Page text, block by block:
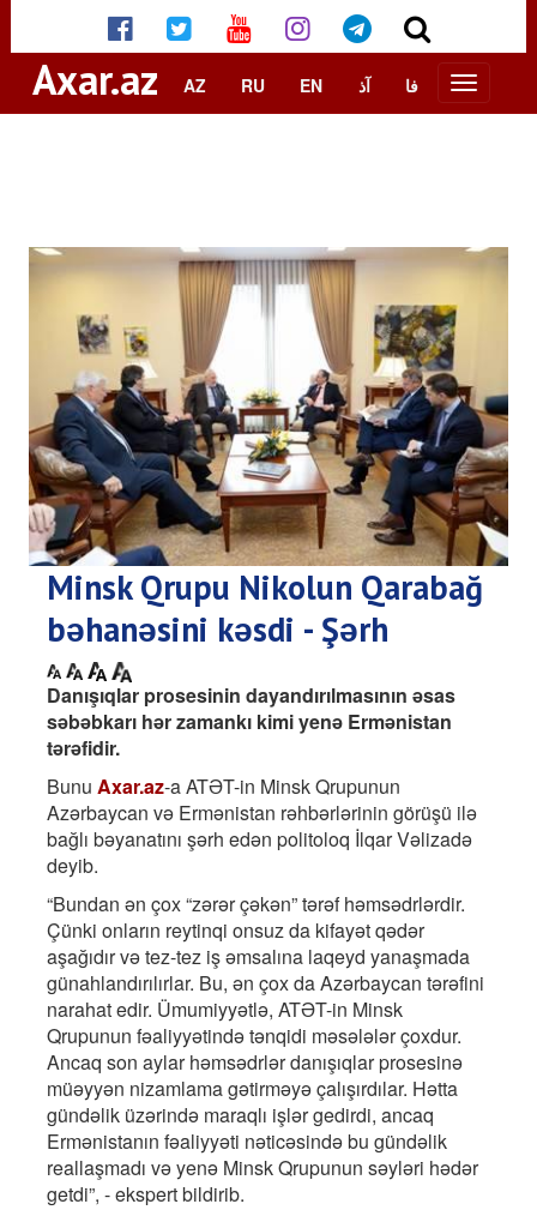
Axar.az AZ RU EN آذ فا
Minsk Qrupu Nikolun Qarabağ
bəhanəsini kəsdi - Şərh
Danışıqlar prosesinin dayandırılmasının əsas
səbəbkarı hər zamankı kimi yenə Ermənistan
tərəfidir.
Bunu Axar.az-a ATƏT-in Minsk Qrupunun
Azərbaycan və Ermənistan rəhbərlərinin görüşü ilə
bağlı bəyanatını şərh edən politoloq İlqar Vəlizadə
deyib.
“Bundan ən çox “zərər çəkən” tərəf həmsədrlərdir.
Çünki onların reytinqi onsuz da kifayət qədər
aşağıdır və tez-tez iş əmsalına laqeyd yanaşmada
günahlandırılırlar. Bu, ən çox da Azərbaycan tərəfini
narahat edir. Ümumiyyətlə, ATƏT-in Minsk
Qrupunun fəaliyyətində tənqidi məsələlər çoxdur.
Ancaq son aylar həmsədrlər danışıqlar prosesinə
müəyyən nizamlama gətirməyə çalışırdılar. Hətta
gündəlik üzərində maraqlı işlər gedirdi, ancaq
Ermənistanın fəaliyyəti nəticəsində bu gündəlik
reallaşmadı və yenə Minsk Qrupunun səyləri hədər
getdi”, - ekspert bildirib.